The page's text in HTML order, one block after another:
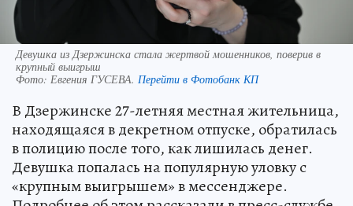
Девушка из Дзержинска стала жертвой мошенников, поверив в
крупный выигрыш
Фото: Евгения ГУСЕВА. Перейти в Фотобанк КП
В Дзержинске 27-летняя местная жительница,
находящаяся в декретном отпуске, обратилась
в полицию после того, как лишилась денег.
Девушка попалась на популярную уловку с
«крупным выигрышем» в мессенджере.